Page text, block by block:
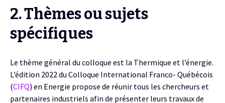
2. Thèmes ou sujets
spécifiques
Le thème général du colloque est la Thermique et l’énergie.
L’édition 2022 du Colloque International Franco- Québécois
(CIFQ) en Energie propose de réunir tous les chercheurs et
partenaires industriels afin de présenter leurs travaux de